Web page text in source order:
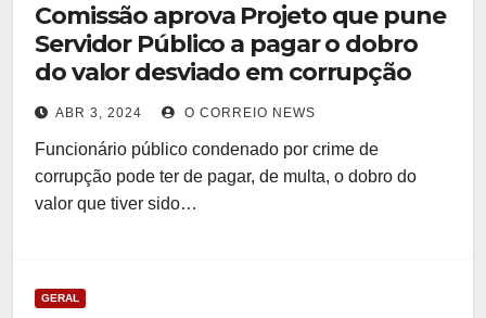
Comissão aprova Projeto que pune
Servidor Público a pagar o dobro
do valor desviado em corrupção
ABR 3, 2024 O CORREIO NEWS
Funcionário público condenado por crime de
corrupção pode ter de pagar, de multa, o dobro do
valor que tiver sido…
GERAL